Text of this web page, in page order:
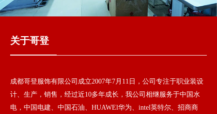
关于哥登
成都哥登服饰有限公司成立2007年7月11日，公司专注于职业装设
计、生产，销售，经过近10多年成长，我公司相继服务于中国水
电，中国电建、中国石油、HUAWEl华为、intel英特尔、招商商